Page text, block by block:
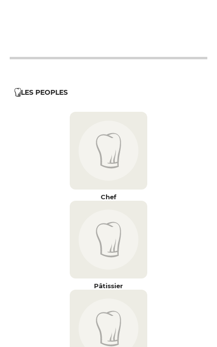
LES PEOPLES
Chef
Pâtissier